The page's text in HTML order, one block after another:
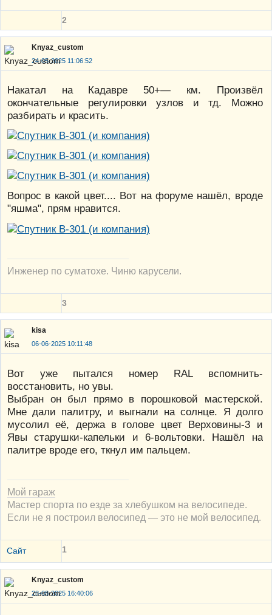
2
Knyaz_custom
24-05-2025 11:06:52
Накатал на Кадавре 50+— км. Произвёл
окончательные регулировки узлов и тд. Можно
разбирать и красить.
Вопрос в какой цвет.... Вот на форуме нашёл, вроде
"яшма", прям нравится.
Инженер по суматохе. Чиню карусели.
3
kisa
06-06-2025 10:11:48
Вот уже пытался номер RAL вспомнить-
восстановить, но увы.
Выбран он был прямо в порошковой мастерской.
Мне дали палитру, и выгнали на солнце. Я долго
мусолил её, держа в голове цвет Верховины-3 и
Явы старушки-капельки и 6-вольтовки. Нашёл на
палитре вроде его, ткнул им пальцем.
Мой гараж
Мастер спорта по езде за хлебушком на велосипеде.
Если не я построил велосипед — это не мой велосипед.
Сайт 1
Knyaz_custom
28-08-2025 16:40:06